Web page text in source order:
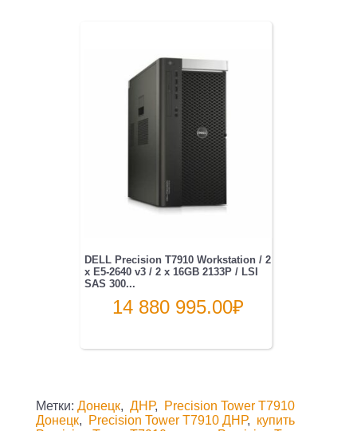
DELL Precision T7910 Workstation / 2
x E5-2640 v3 / 2 x 16GB 2133P / LSI
SAS 300...
14 880 995.00₽
Метки: Донецк, ДНР,
Precision Tower T7910
Донецк, Precision Tower T7910 ДНР, купить